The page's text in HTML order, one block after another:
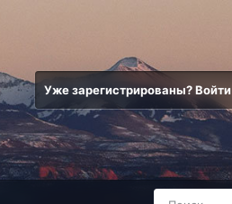
Уже зарегистрированы? Войти